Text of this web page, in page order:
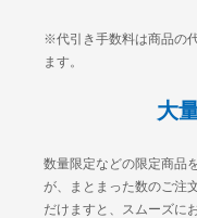
※代引き手数料は商品の
ます。
大
数量限定などの限定商品
が、まとまった数のご注
だけますと、スムーズに